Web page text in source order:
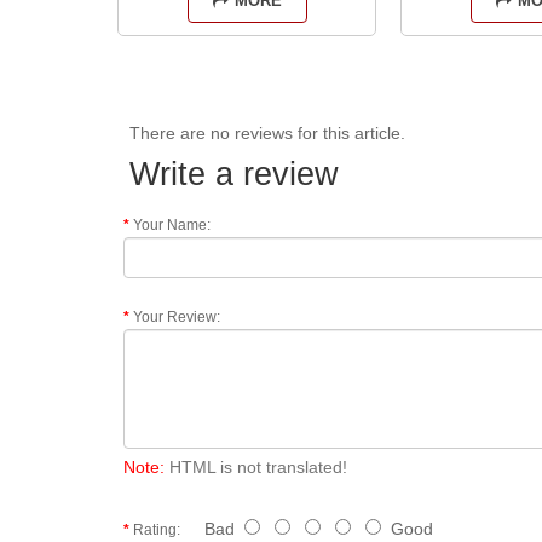
There are no reviews for this article.
Write a review
Your Name:
Your Review:
Note: HTML is not translated!
Rating: Bad Good